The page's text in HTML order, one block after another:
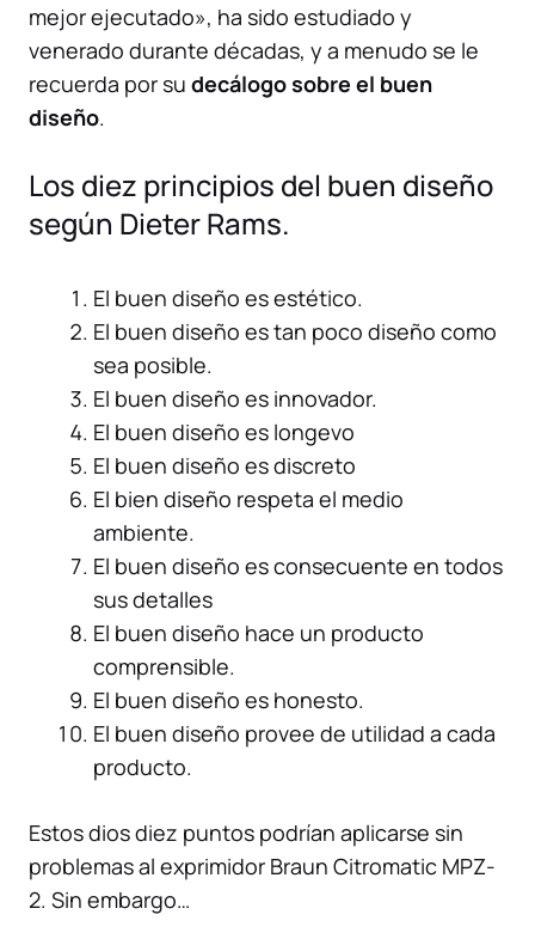
mejor ejecutado», ha sido estudiado y
venerado durante décadas, y a menudo se le
recuerda por su decálogo sobre el buen
diseño.
Los diez principios del buen diseño
según Dieter Rams.
El buen diseño es estético.
El buen diseño es tan poco diseño como
sea posible.
El buen diseño es innovador.
El buen diseño es longevo
El buen diseño es discreto
El bien diseño respeta el medio
ambiente.
El buen diseño es consecuente en todos
sus detalles
El buen diseño hace un producto
comprensible.
El buen diseño es honesto.
El buen diseño provee de utilidad a cada
producto.
Estos dios diez puntos podrían aplicarse sin
problemas al exprimidor Braun Citromatic MPZ-
2. Sin embargo…